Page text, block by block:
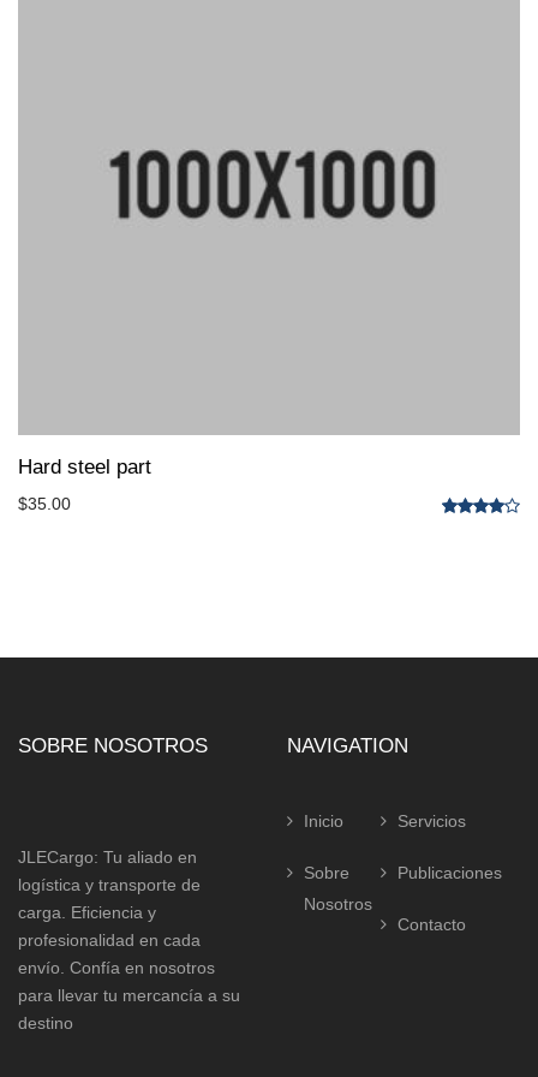
Hard steel part
$35.00
SOBRE NOSOTROS
JLECargo: Tu aliado en
logística y transporte de
carga. Eficiencia y
profesionalidad en cada
envío. Confía en nosotros
para llevar tu mercancía a su
destino
NAVIGATION
Inicio Servicios
Sobre
Nosotros
Publicaciones
Contacto